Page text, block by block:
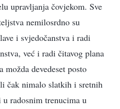
upravljanja čovjekom. Sve
nemilosrdno su
i svjedočanstva i radi
već i radi čitavog plana
devedeset posto
čak nimalo slatkih i sretnih
radosnim trenucima u